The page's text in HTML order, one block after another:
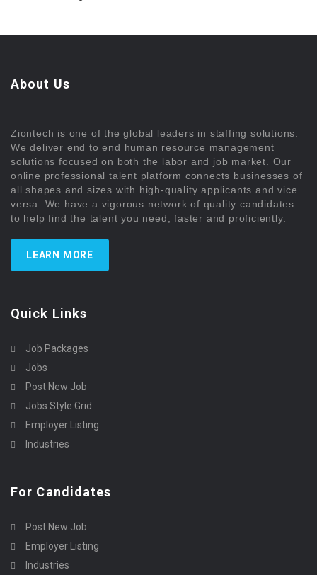
About Us
Ziontech is one of the global leaders in staffing solutions.
We deliver end to end human resource management
solutions focused on both the labor and job market. Our
online professional talent platform connects businesses of
all shapes and sizes with high-quality applicants and vice
versa. We have a vigorous network of quality candidates
to help find the talent you need, faster and proficiently.
LEARN MORE
Quick Links
Job Packages
Jobs
Post New Job
Jobs Style Grid
Employer Listing
Industries
For Candidates
Post New Job
Employer Listing
Industries